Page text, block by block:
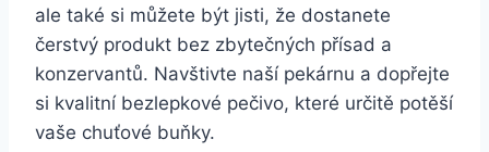
ale také si můžete být jisti, že dostanete
čerstvý produkt bez zbytečných přísad a
konzervantů. Navštivte naší pekárnu a dopřejte
si kvalitní bezlepkové pečivo, které určitě potěší
vaše chuťové buňky.